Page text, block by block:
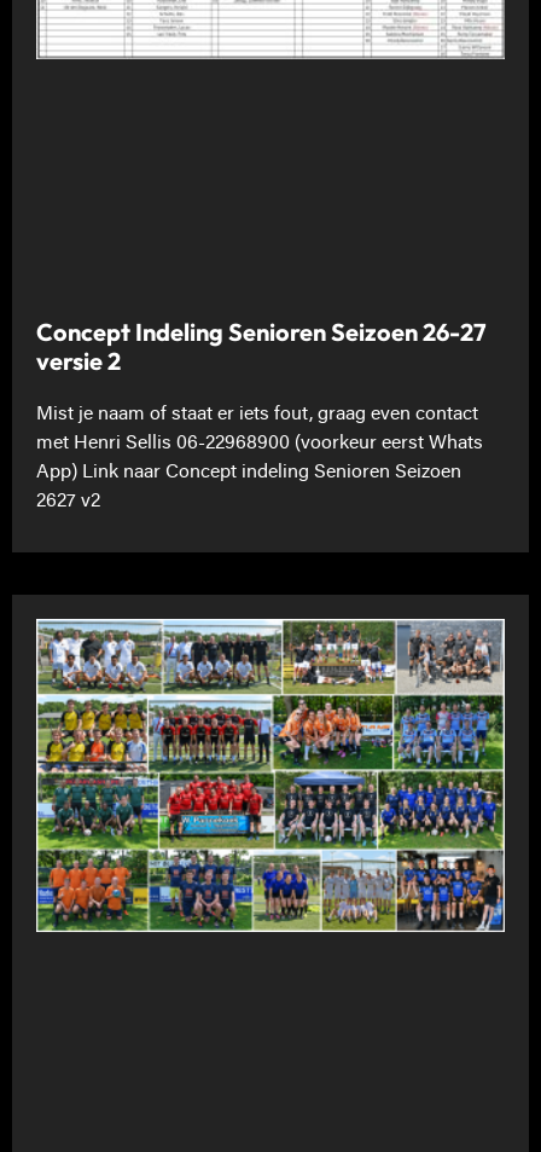
Concept Indeling Senioren Seizoen 26-27
versie 2
Mist je naam of staat er iets fout, graag even contact
met Henri Sellis 06-22968900 (voorkeur eerst Whats
App) Link naar Concept indeling Senioren Seizoen
2627 v2